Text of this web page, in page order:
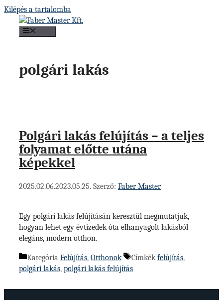
Kilépés a tartalomba
polgári lakás
Polgári lakás felújítás – a teljes
folyamat előtte utána
képekkel
2025.02.06.2023.05.25. Szerző: Faber Master
Egy polgári lakás felújításán keresztül megmutatjuk,
hogyan lehet egy évtizedek óta elhanyagolt lakásból
elegáns, modern otthon.
Kategória Felújítás, Otthonok Címkékfelújítás,
polgári lakás, polgári lakás felújítás